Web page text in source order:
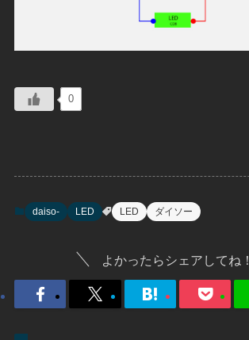
0
daiso- LED LED ダイソー
よかったらシェアしてね！